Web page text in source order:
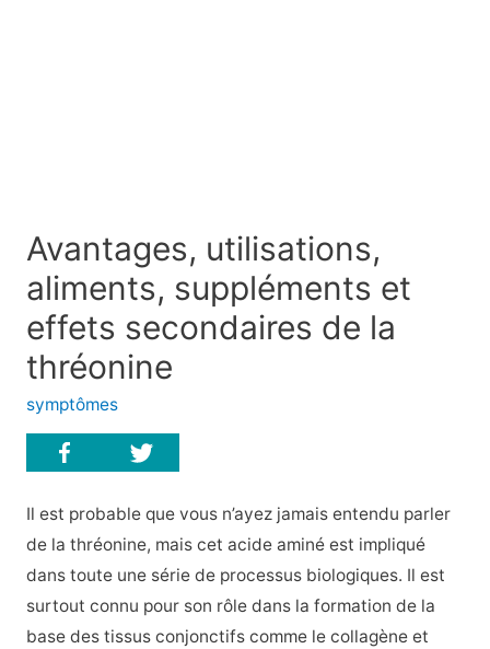
Avantages, utilisations,
aliments, suppléments et
effets secondaires de la
thréonine
symptômes
Il est probable que vous n’ayez jamais entendu parler
de la thréonine, mais cet acide aminé est impliqué
dans toute une série de processus biologiques. Il est
surtout connu pour son rôle dans la formation de la
base des tissus conjonctifs comme le collagène et